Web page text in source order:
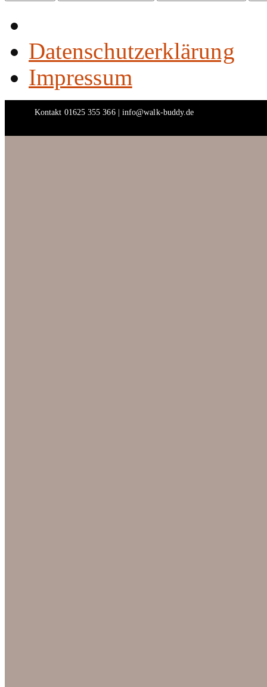
Datenschutzerklärung
Impressum
content
Kontakt 01625 355 366 | info@walk-buddy.de